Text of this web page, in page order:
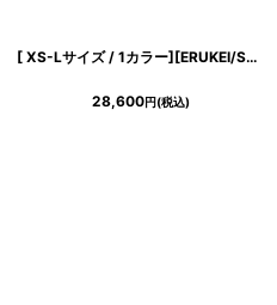
[ XS-Lサイズ / 1カラー][ERUKEI/SETTAN]花柄・プリント・ノースリーブ・リボン・パイピング・切替・ティアード・ミディアムドレス・ワンピース[送料無料]
28,600円(税込)